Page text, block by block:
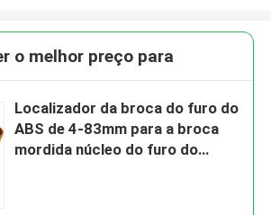
o melhor preço para
Localizador da broca do furo do
ABS de 4-83mm para a broca
mordida núcleo do furo do